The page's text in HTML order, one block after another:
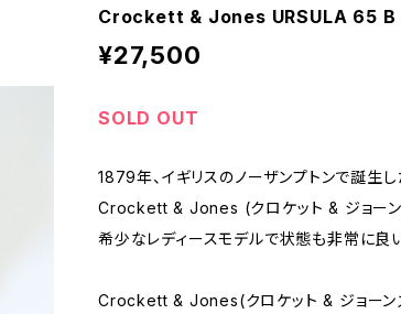
Crockett & Jones URSULA 65 B
¥27,500
SOLD OUT
1879年、イギリスのノーザンプトンで誕生
Crockett & Jones (クロケット & ジョーン
希少なレディースモデルで状態も非常に良い
Crockett & Jones(クロケット & ジョーン